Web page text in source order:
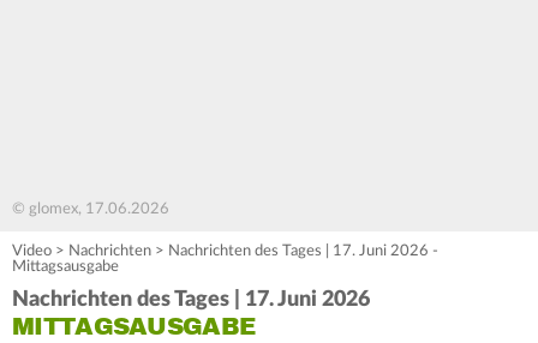
© glomex, 17.06.2026
Video > Nachrichten > Nachrichten des Tages | 17. Juni 2026 -
Mittagsausgabe
Nachrichten des Tages | 17. Juni 2026
MITTAGSAUSGABE